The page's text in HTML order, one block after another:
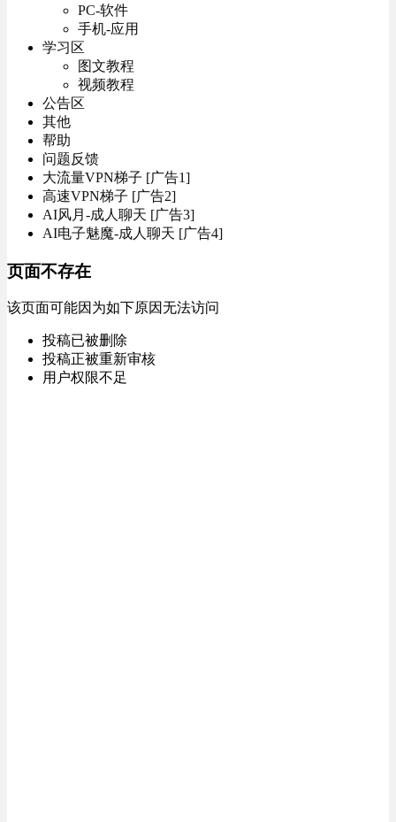
PC-软件
手机-应用
学习区
图文教程
视频教程
公告区
其他
帮助
问题反馈
大流量VPN梯子 [广告1]
高速VPN梯子 [广告2]
AI风月-成人聊天 [广告3]
AI电子魅魔-成人聊天 [广告4]
页面不存在
该页面可能因为如下原因无法访问
投稿已被删除
投稿正被重新审核
用户权限不足